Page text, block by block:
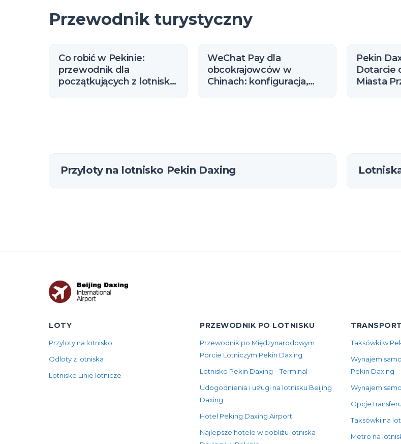
Przewodnik turystyczny
Co robić w Pekinie:
przewodnik dla
początkujących z lotniska
WeChat Pay dla
obcokrajowców w
Chinach: konfiguracja,
Pekin
Dotarcie
Miasta
Przyloty na lotnisko Pekin Daxing
LOTY
Przyloty na lotnisko
Odloty z lotniska
Lotnisko Linie lotnicze
PRZEWODNIK PO LOTNISKU
Przewodnik po Międzynarodowym
Porcie Lotniczym Pekin Daxing
Lotnisko Pekin Daxing – Terminal
Udogodnienia i usługi na lotnisku Beijing
Daxing
Hotel Peking Daxing Airport
Najlepsze hotele w pobliżu lotniska
TRANSPORT
Taksówki w
Wynajem
Pekin Daxing
Wynajem
Opcje
Taksówki na
Metro na